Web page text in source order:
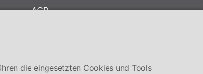
AGB
die eingesetzten Cookies und Tools